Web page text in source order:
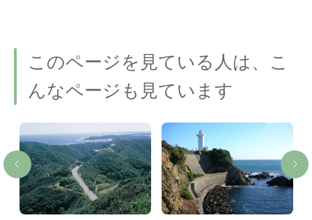
このページを見ている人は、こ
んなページも見ています